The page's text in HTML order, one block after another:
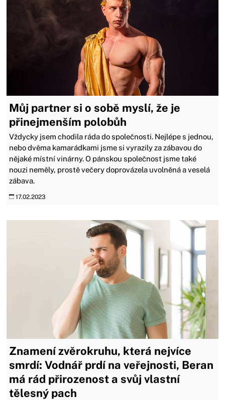
Můj partner si o sobě myslí, že je
přinejmenším polobůh
Vždycky jsem chodila ráda do společnosti. Nejlépe s jednou,
nebo dvěma kamarádkami jsme si vyrazily za zábavou do
nějaké místní vinárny. O pánskou společnost jsme také
nouzi neměly, prostě večery doprovázela uvolněná a veselá
zábava.
17.02.2023
Znamení zvěrokruhu, která nejvíce
smrdí: Vodnář prdí na veřejnosti, Beran
má rád přirozenost a svůj vlastní
tělesný pach